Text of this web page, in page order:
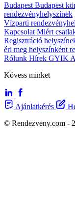
Budapest Budapest
rendezvényhelyszínek
Vízparti
Kapcsolat Miért
Regisztráció
éri meg helyszínként
Rólunk Hírek GYIK
Kövess minket
Ajánlatkérés
© Rendezveny.com -